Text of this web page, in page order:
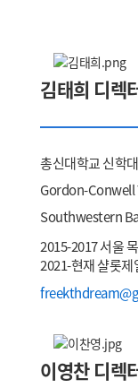
김태희 디렉
총신대학교 신학
Gordon-
Southwestern
2015-2017 서울
2021-현재 샬롯제
이영찬 디렉